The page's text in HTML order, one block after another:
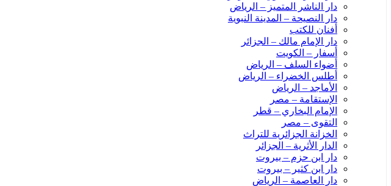
دار الناشر المتميز – الرياض
دار النصيحة – المدينة النبوية
أفنان للكتب
دار الإمام مالك – الجزائر
أسفار – الكويت
أضواء السلف – الرياض
أطلس الخضراء – الرياض
الأماجد – الرياض
الإستقامة – مصر
الإمام البخاري – قطر
التقوى – مصر
الخزانة الجزائرية للتراث
الدار الأثرية – الجزائر
دار ابن حزم – بيروت
دار ابن كثير – بيروت
دار العاصمة – الرياض